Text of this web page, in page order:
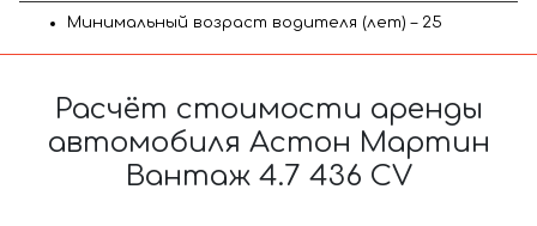
Минимальный возраст водителя (лет) – 25
Расчёт стоимости аренды
автомобиля Астон Мартин
Вантаж 4.7 436 CV